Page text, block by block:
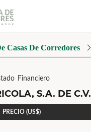
Casas De Corredores
Financiero
S.A. DE C.V.
PRECIO (US$)